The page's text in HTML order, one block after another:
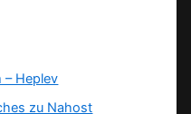
Heplev
zu Nahost